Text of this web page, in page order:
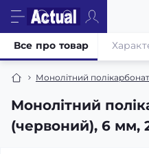
Монолітний полікарбонат
Монолітний
(червоний), 6 мм,
Все про товар